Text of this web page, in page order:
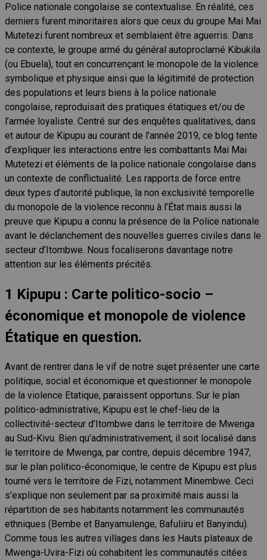
Police nationale congolaise se contextualise. En réalité, ces
derniers furent minoritaires alors que ceux du groupe Mai Mai
Mutetezi furent nombreux et semblaient être aguerris. Dans
ce contexte, le groupe armé du général autoproclamé Kibukila
(ou Ebuela), tout en concurrençant le monopole de la violence
symbolique et physique ainsi que la légitimité de protection
des populations et leurs biens à la police nationale
congolaise, reproduisait des pratiques étatiques et/ou de
l’armée loyaliste. Centré sur des enquêtes qualitatives, dans
et autour de Kipupu au courant de l’année 2019, ce blog tente
d’expliquer les interactions entre les combattants Mai Mai
Mutetezi et éléments de la police nationale congolaise dans
un contexte de conflictualité. Les rapports de force entre
deux types d’autorité publique, la non exclusivité temporelle
du monopole de la violence reconnu à l’État mais aussi la
preuve que Kipupu a connu la présence de la Police nationale
avant le déclanchement des nouvelles guerres civiles dans le
secteur d’Itombwe. Nous focaliserons davantage notre
attention sur les éléments précités.
1 Kipupu : Carte politico-socio –
économique et monopole de violence
Étatique en question.
Avant de rentrer dans le vif de notre sujet présenter une carte
politique, social et économique et questionner le monopole
de la violence Etatique, paraissent opportuns. Sur le plan
politico-administrative, Kipupu est le chef-lieu de la
collectivité-secteur d’Itombwe dans le territoire de Mwenga
au Sud-Kivu. Bien qu’administrativement, il soit localisé dans
le territoire de Mwenga, par contre, depuis décembre 1947,
sur le plan politico-économique, le centre de Kipupu est plus
tourné vers le territoire de Fizi, notamment Minembwe. Ceci
s’explique non seulement par sa proximité mais aussi la
répartition de ses habitants notamment les communautés
ethniques (Bembe et Banyamulenge, Bafuliiru et Banyindu).
Comme tous les autres villages dans les Hauts plateaux de
Mwenga-Uvira-Fizi où cohabitent les communautés citées